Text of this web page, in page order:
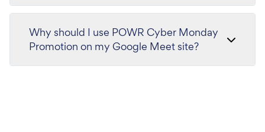
Why should I use POWR Cyber Monday
Promotion on my Google Meet site?